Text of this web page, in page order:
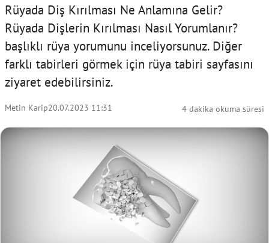
Rüyada Diş Kırılması Ne Anlamına Gelir?
Rüyada Dişlerin Kırılması Nasıl Yorumlanır?
başlıklı rüya yorumunu inceliyorsunuz. Diğer
farklı tabirleri görmek için rüya tabiri sayfasını
ziyaret edebilirsiniz.
Metin Karip20.07.2023 11:31 4 dakika okuma süresi